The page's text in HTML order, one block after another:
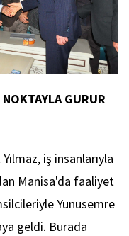
GURUR
iş insanlarıyla
Manisa'da faaliyet
Yunusemre
geldi. Burada